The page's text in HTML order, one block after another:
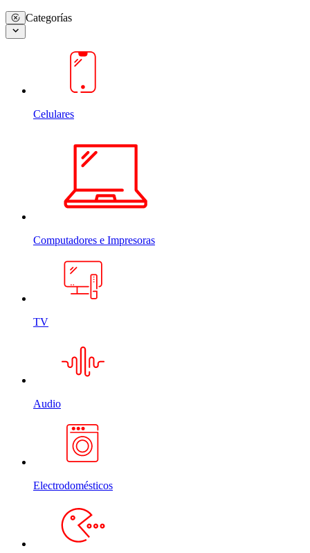
Categorías
Celulares
Computadores e Impresoras
TV
Audio
Electrodomésticos